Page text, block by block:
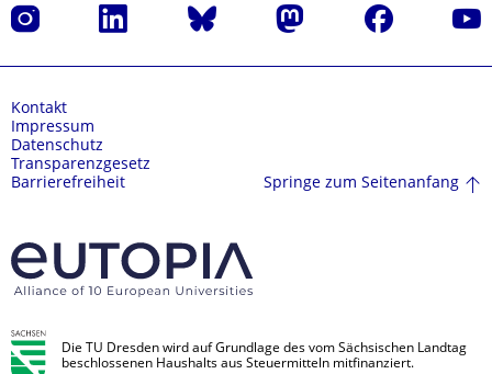
Instagram LinkedIn Bluesky Mastodon Facebook
Kontakt
Impressum
Datenschutz
Transparenzgesetz
Barrierefreiheit
Springe zum Seitenanfang
Die TU Dresden wird auf Grundlage des vom Sächsischen Landtag
beschlossenen Haushalts aus Steuermitteln mitfinanziert.